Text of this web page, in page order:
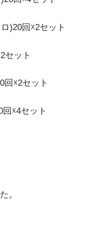
)20回☓2セット
セット
回☓2セット
☓4セット
。